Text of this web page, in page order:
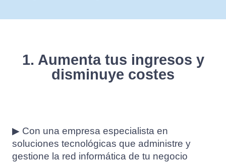
1. Aumenta tus ingresos y
disminuye costes
▶ Con una empresa especialista en
soluciones tecnológicas que administre y
gestione la red informática de tu negocio